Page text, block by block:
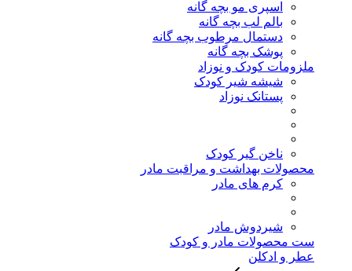
اسپری مو بچه گانه
بالم لب بچه گانه
دستمال مرطوب بچه گانه
پوشک بچه گانه
ملزومات کودک و نوزاد
شیشه شیر کودک
پستانک نوزاد
ناخن گیر کودک
محصولات بهداشت و مراقبت مادر
کرم های مادر
شیردوش مادر
ست محصولات مادر و کودک
عطر و ادکلن